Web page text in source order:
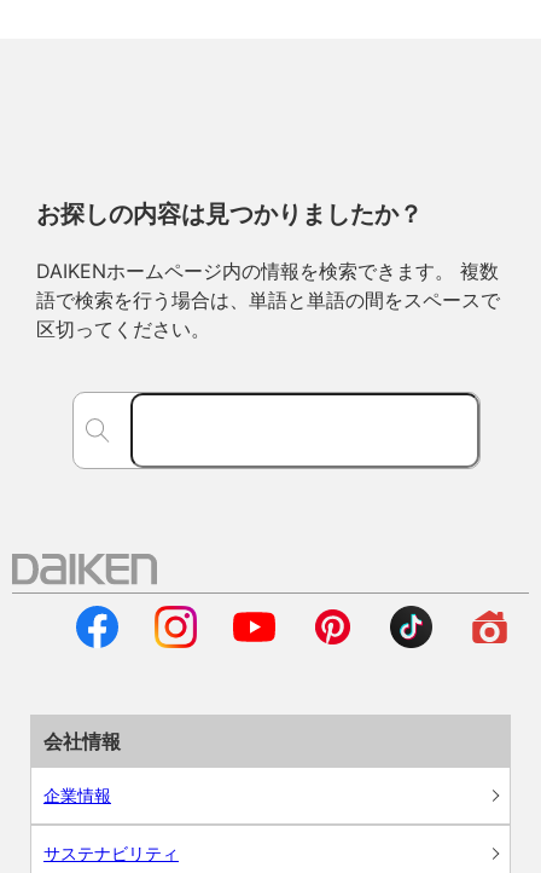
お探しの内容は見つかりましたか？
DAIKENホームページ内の情報を検索できます。 複数
語で検索を行う場合は、単語と単語の間をスペースで
区切ってください。
会社情報
企業情報
サステナビリティ